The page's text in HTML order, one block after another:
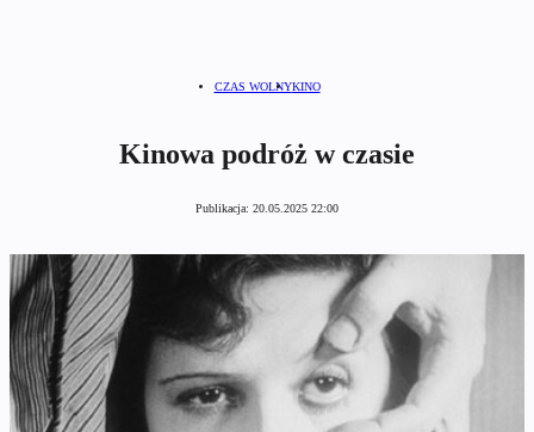
CZAS WOLNYKINO
Kinowa podróż w czasie
Publikacja: 20.05.2025 22:00